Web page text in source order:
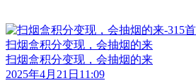
扫烟盒积分变现，会抽烟的来
扫烟盒积分变现，会抽烟的来
2025年4月21日11:09